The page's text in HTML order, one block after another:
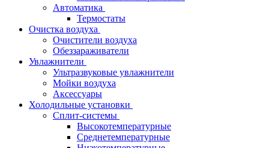
Автоматика
Термостаты
Очистка воздуха
Очистители воздуха
Обеззараживатели
Увлажнители
Ультразвуковые увлажнители
Мойки воздуха
Аксессуары
Холодильные установки
Сплит-системы
Высокотемпературные
Среднетемпературные